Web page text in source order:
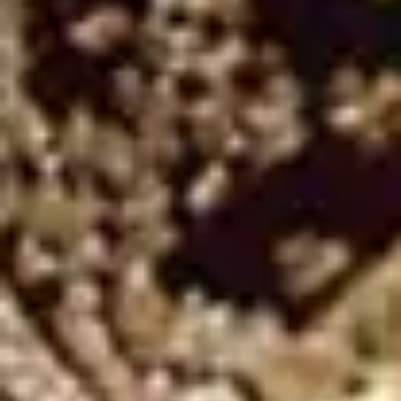
Assalamu'alaikum Wr. Wb.
Dengan memohon rahmat dan ridho Allah SWT kami bermaksud
untuk mengundang Bapak/Ibu/Saudara/i untuk menghadiri acara
pernikahan kami:
The groom